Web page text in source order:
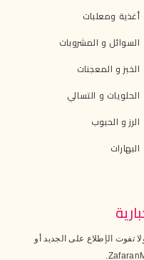
أغذية ومعلبات
السوائل و المشروبات
الخبز و المعجنات
الحلويات و التسالي
الرز و الحبوب
البهارات
تفوت الإطلاع على الجديد أو